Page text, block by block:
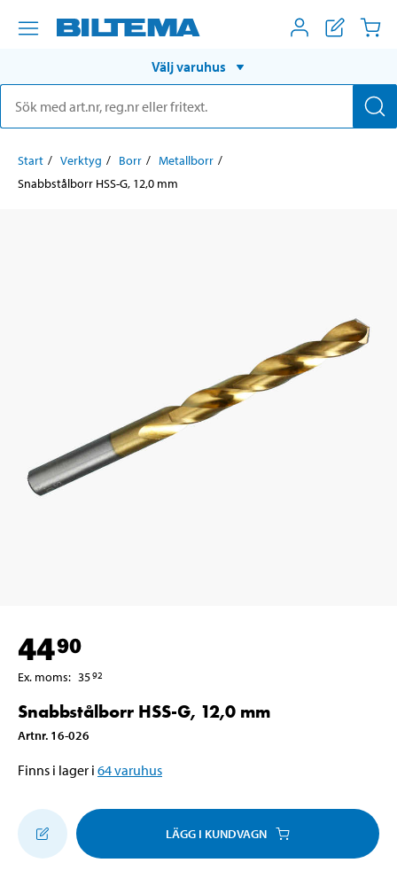
Välj varuhus
Start Verktyg Borr
Metallborr
Snabbstålborr HSS-G, 12,0 mm
4490
Ex. moms: 3592
Snabbstålborr HSS-G, 12,0 mm
Artnr. 16-026
Finns i lager i 64varuhus
LÄGG I KUNDVAGN